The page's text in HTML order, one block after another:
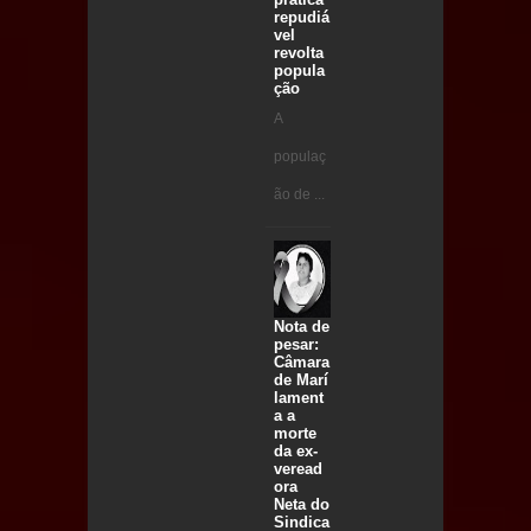
repudiá
vel
revolta
popula
ção
A
populaç
ão de ...
Nota de
pesar:
Câmara
de Marí
lament
a a
morte
da ex-
veread
ora
Neta do
Sindica